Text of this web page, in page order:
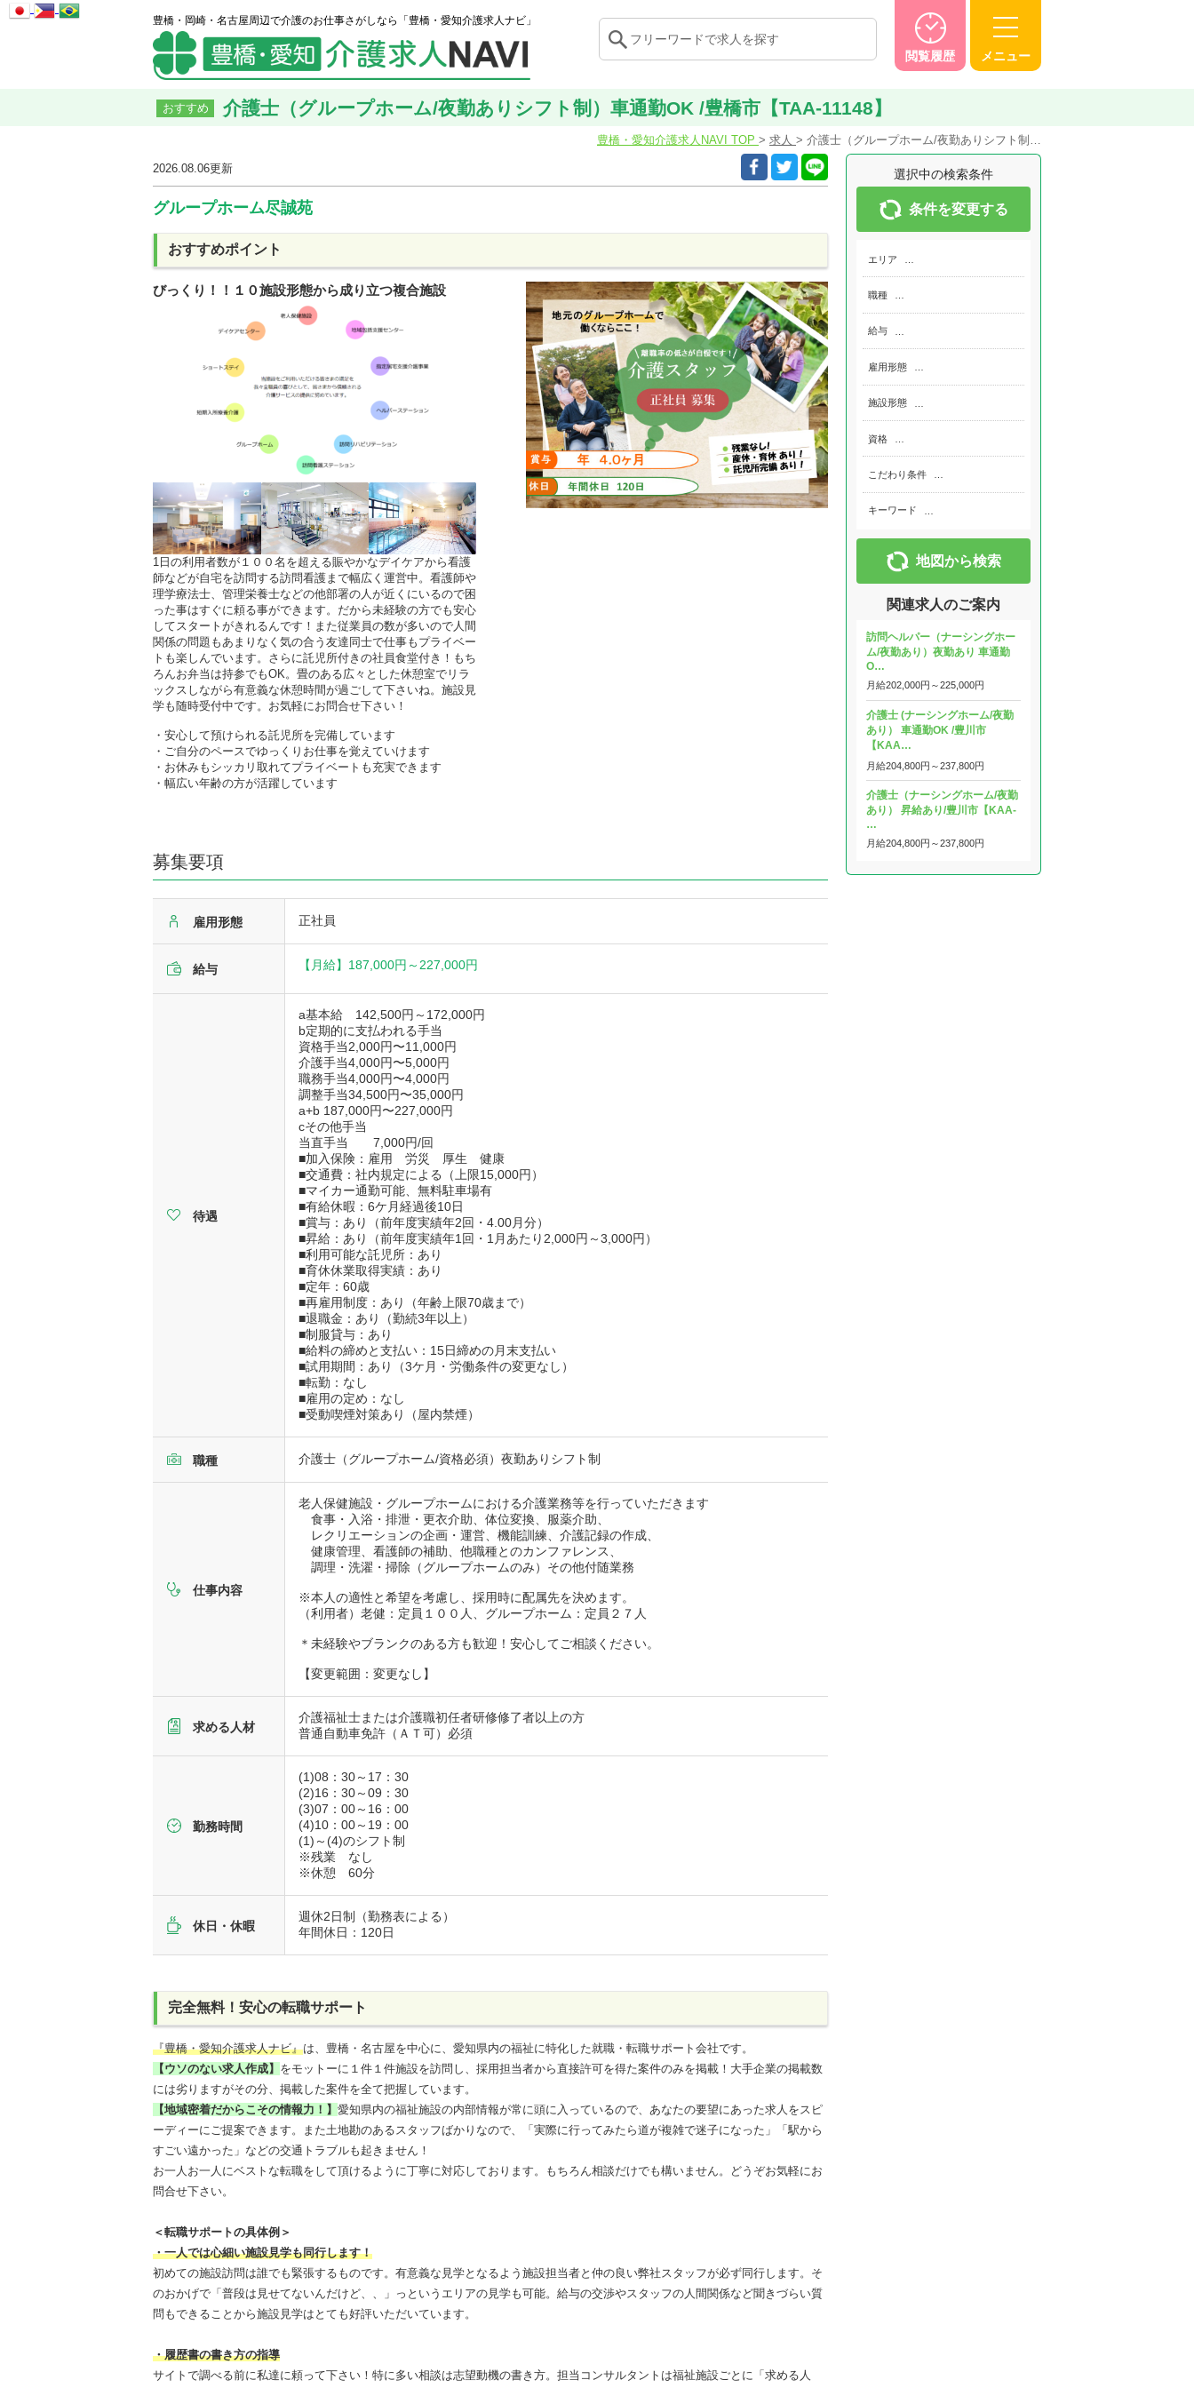
豊橋・岡崎・名古屋周辺で介護のお仕事さがしなら「豊橋・愛知介護求人ナビ」
閲覧履歴 メニュー
おすすめ 介護士（グループホーム/夜勤ありシフト制）車通勤OK /豊橋市【TAA-11148】
豊橋・愛知介護求人NAVI TOP 求人 介護士（グループホーム/夜勤ありシフト制…
2026.08.06更新
グループホーム尽誠苑
おすすめポイント
びっくり！！１０施設形態から成り立つ複合施設
1日の利用者数が１００名を超える賑やかなデイケアから看護
師などが自宅を訪問する訪問看護まで幅広く運営中。 看護師や
理学療法士、管理栄養士などの他部署の人が近くにいるので困
った事はすぐに頼る事ができます。だから未経験の方でも安心
してスタートがきれるんです！また従業員の数が多いので人間
関係の問題もあまりなく気の合う友達同士で仕事もプライベー
トも楽しんでいます。さらに託児所付きの社員食堂付き！もち
ろんお弁当は持参でもOK。畳のある広々とした休憩室でリラ
ックスしながら有意義な休憩時間が過ごして下さいね。施設見
学も随時受付中です。お気軽にお問合せ下さい！
・安心して預けられる託児所を完備しています
・ご自分のペースでゆっくりお仕事を覚えていけます
・お休みもシッカリ取れてプライベートも充実できます
・幅広い年齢の方が活躍しています
募集要項
雇用形態 正社員
給与 【月給】 187,000円～ 227,000円
待遇
a基本給 142,500円～172,000円
b定期的に支払われる手当
資格手当2,000円〜11,000円
介護手当4,000円〜5,000円
職務手当4,000円〜4,000円
調整手当34,500円〜35,000円
a+b 187,000円〜227,000円
cその他手当
当直手当 7,000円/回
■加入保険：雇用 労災 厚生 健康
■交通費：社内規定による（上限15,000円）
■マイカー通勤可能、無料駐車場有
■有給休暇：6ケ月経過後10日
■賞与：あり（前年度実績年2回・4.00月分）
■昇給：あり（前年度実績年1回・1月あたり2,000円～3,000円）
■利用可能な託児所：あり
■育休休業取得実績：あり
■定年：60歳
■再雇用制度：あり（年齢上限70歳まで）
■退職金：あり（勤続3年以上）
■制服貸与：あり
■給料の締めと支払い：15日締めの月末支払い
■試用期間：あり（3ケ月・労働条件の変更なし）
■転勤：なし
■雇用の定め：なし
■受動喫煙対策あり（屋内禁煙）
職種 介護士（グループホーム/資格必須）夜勤ありシフト制
仕事内容
老人保健施設・グループホームにおける介護業務等を行っていただきます
食事・入浴・排泄・更衣介助、体位変換、服薬介助、
レクリエーションの企画・運営、機能訓練、介護記録の作成、
健康管理、看護師の補助、他職種とのカンファレンス、
調理・洗濯・掃除（グループホームのみ）その他付随業務
※本人の適性と希望を考慮し、採用時に配属先を決めます。
（利用者）老健：定員１００人、グループホーム：定員２７人
＊未経験やブランクのある方も歓迎！安心してご相談ください。
【変更範囲：変更なし】
求める人材
介護福祉士または介護職初任者研修修了者以上の方
普通自動車免許（ＡＴ可）必須
勤務時間
(1)08：30～17：30
(2)16：30～09：30
(3)07：00～16：00
(4)10：00～19：00
(1)～(4)のシフト制
※残業 なし
※休憩 60分
休日・休暇
週休2日制（勤務表による）
年間休日：120日
完全無料！安心の転職サポート
『豊橋・愛知介護求人ナビ』は、豊橋・名古屋を中心に、愛知県内の福祉に特化した就職・転職サポート会社です。
【ウソのない求人作成】 をモットーに１件１件施設を訪問し、採用担当者から直接許可を得た案件のみを掲載！大手企業の掲載数
には劣りますがその分、掲載した案件を全て把握しています。
【地域密着だからこその情報力！】 愛知県内の福祉施設の内部情報が常に頭に入っているので、あなたの要望にあった求人をスピ
ーディーにご提案できます。また土地勘のあるスタッフばかりなので、「実際に行ってみたら道が複雑で迷子になった」「駅から
すごい遠かった」などの交通トラブルも起きません！
お一人お一人にベストな転職をして頂けるように丁寧に対応しております。もちろん相談だけでも構いません。どうぞお気軽にお
問合せ下さい。
＜転職サポートの具体例＞
・一人では心細い施設見学も同行します！
初めての施設訪問は誰でも緊張するものです。有意義な見学となるよう施設担当者と仲の良い弊社スタッフが必ず同行します。そ
のおかげで「普段は見せてないんだけど、、」っというエリアの見学も可能。給与の交渉やスタッフの人間関係など聞きづらい質
問もできることから施設見学はとても好評いただいています。
・履歴書の書き方の指導
サイトで調べる前に私達に頼って下さい！特に多い相談は志望動機の書き方。担当コンサルタントは福祉施設ごとに「求める人
選択中の検索条件
条件を変更する
エリア
職種
給与
雇用形態
施設形態
資格
こだわり条件
キーワード
地図から検索
関連求人のご案内
訪問ヘルパー（ナーシングホー
ム/夜勤あり）夜勤あり 車通勤
O…
月給202,000円～225,000円
介護士 (ナーシングホーム/夜勤
あり） 車通勤OK /豊川市
【KAA…
月給204,800円～237,800円
介護士（ナーシングホーム/夜勤
あり） 昇給あり/豊川市【KAA-
…
月給204,800円～237,800円